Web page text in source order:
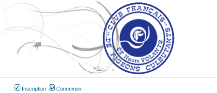
Inscription Connexion